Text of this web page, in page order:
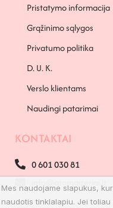
Pristatymo informacija
Grąžinimo sąlygos
Privatumo politika
D. U. K.
Verslo klientams
Naudingi patarimai
KONTAKTAI
0 601 030 81
Mes naudojame slapukus,
naudotis tinklalapiu. Jei